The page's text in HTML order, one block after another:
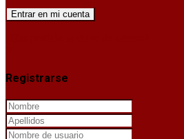
Registrarse